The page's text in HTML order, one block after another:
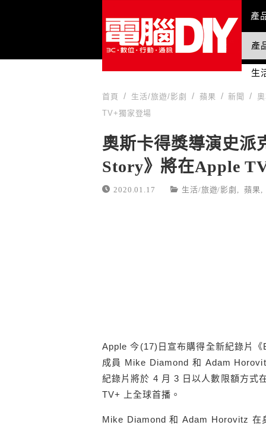
產
國
產
生
首頁 生活/旅遊/影劇 蘋果 新聞
TV+獨家登場
奧斯卡得獎導演史派
Story》將在Apple
2020.01.17 生活/旅遊/影劇 蘋果
Apple 今(17)日宣布購得全新紀錄片
成員 Mike Diamond 和 Adam
紀錄片將於 4 月 3 日以人數限額方式
TV+ 上全球首播。
Mike Diamond 和 Adam Horovitz 在